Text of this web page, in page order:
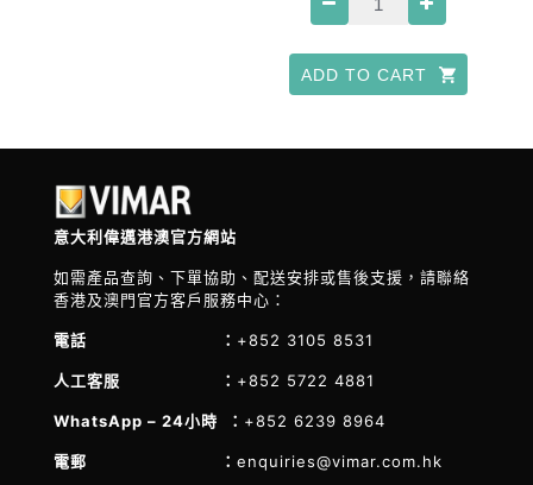
ADD TO CART
意大利偉邁港澳官方網站
如需產品查詢、下單協助、配送安排或售後支援，請聯絡
香港及澳門官方客戶服務中心：
電話 ： +852 3105 8531
人工客服 ： +852 5722 4881
WhatsApp – 24小時 ： +852 6239 8964
電郵 ： enquiries@vimar.com.hk